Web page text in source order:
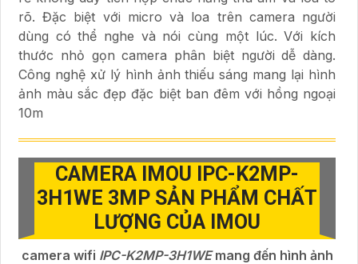
rõ. Đặc biệt với micro và loa trên camera người
dùng có thể nghe và nói cùng một lúc. Với kích
thước nhỏ gọn camera phân biệt người dễ dàng.
Công nghệ xử lý hình ảnh thiếu sáng mang lại hình
ảnh màu sắc đẹp đặc biệt ban đêm với hồng ngoại
10m
CAMERA IMOU IPC-K2MP-
3H1WE 3MP SẢN PHẨM CHẤT
LƯỢNG CỦA IMOU
camera wifi IPC-K2MP-3H1WEmang đến hình ảnh